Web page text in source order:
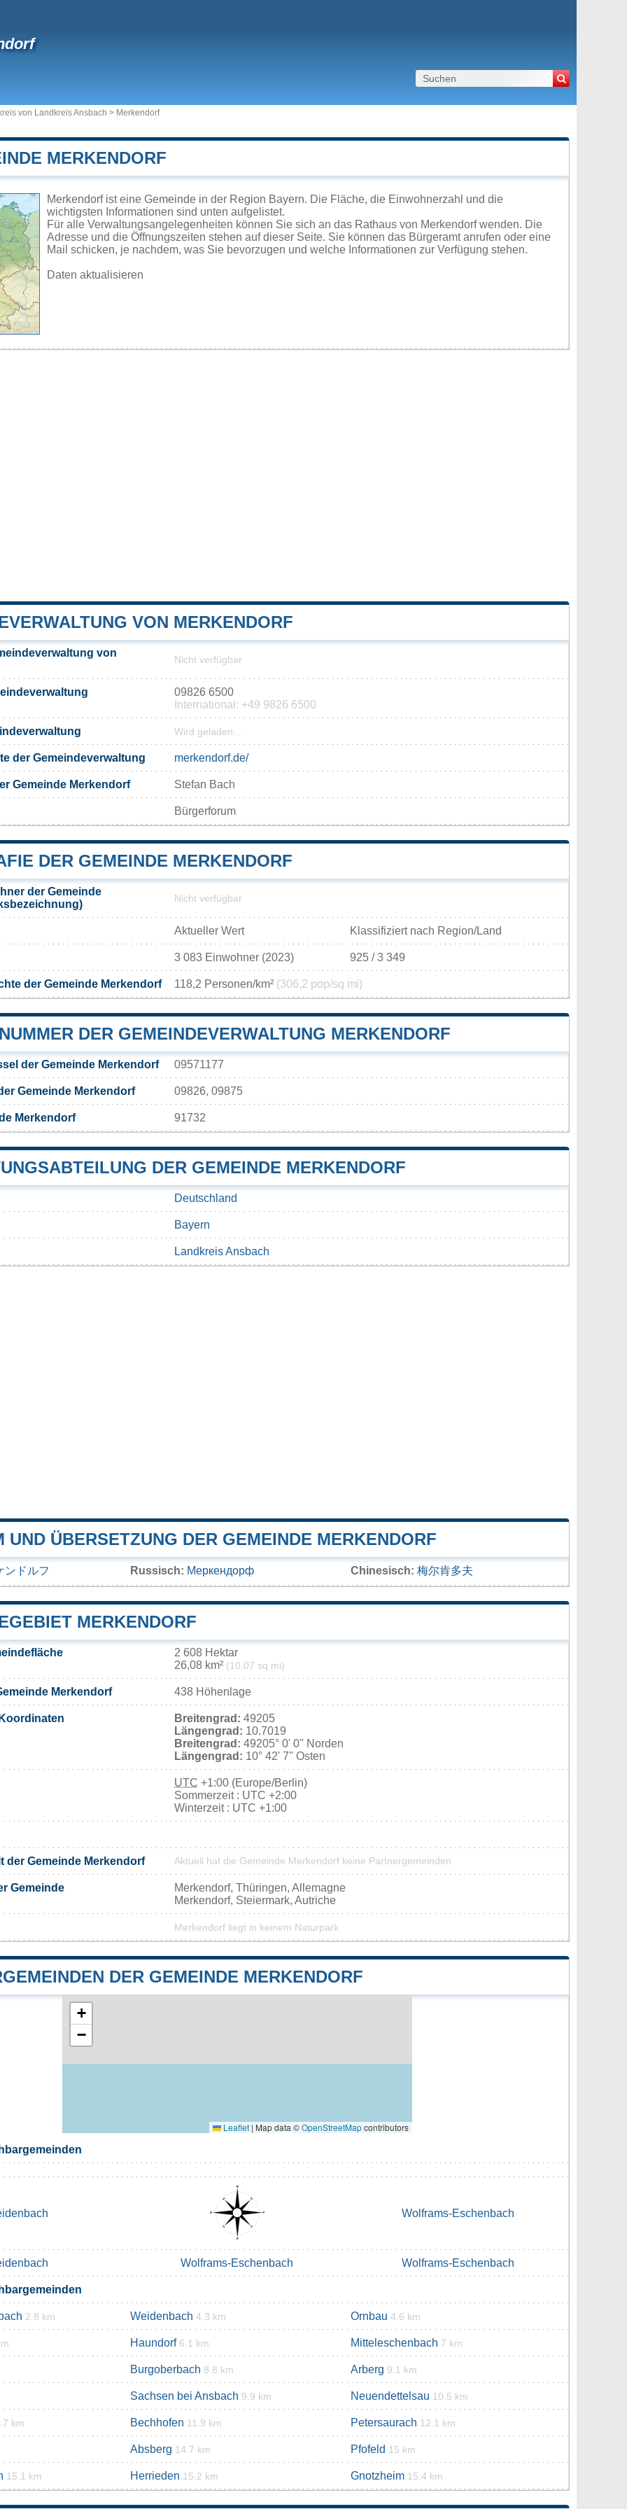
von Landkreis Ansbach > Merkendorf
MERKENDORF
Merkendorf ist eine Gemeinde in der Region Bayern. Die Fläche, die Einwohnerzahl und die
wichtigsten Informationen sind unten aufgelistet.
Für alle Verwaltungsangelegenheiten können Sie sich an das Rathaus von Merkendorf wenden. Die
Adresse und die Öffnungszeiten stehen auf dieser Seite. Sie können das Bürgeramt anrufen oder eine
Mail schicken, je nachdem, was Sie bevorzugen und welche Informationen zur Verfügung stehen.
Daten aktualisieren
VON MERKENDORF
von
Nicht verfügbar
09826 6500
International: +49 9826 6500
Wird geladen...
der Gemeindeverwaltung merkendorf.de/
Gemeinde Merkendorf Stefan Bach
Bürgerforum
DER GEMEINDE MERKENDORF
der Gemeinde
Nicht verfügbar
Aktueller Wert Klassifiziert nach Region/Land
3 083 Einwohner (2023) 925 / 3 349
der Gemeinde Merkendorf 118,2 Personen/km² (306,2 pop/sq mi)
DER GEMEINDEVERWALTUNG MERKENDORF
der Gemeinde Merkendorf 09571177
Gemeinde Merkendorf 09826, 09875
Merkendorf 91732
DER GEMEINDE MERKENDORF
Deutschland
Bayern
Landkreis Ansbach
UND ÜBERSETZUNG DER GEMEINDE MERKENDORF
ンドルフ Russisch: Меркендорф Chinesisch: 梅尔肯多夫
MERKENDORF
2 608 Hektar
26,08 km² (10,07 sq mi)
Merkendorf 438 Höhenlage
Breitengrad: 49205
Längengrad: 10.7019
Breitengrad: 49205° 0' 0'' Norden
Längengrad: 10° 42' 7'' Osten
UTC +1:00 (Europe/Berlin)
Sommerzeit : UTC +2:00
Winterzeit : UTC +1:00
der Gemeinde Merkendorf Aktuell hat die Gemeinde Merkendorf keine Partnergemeinden
Gemeinde
Merkendorf, Thüringen, Allemagne
Merkendorf, Steiermark, Autriche
Merkendorf liegt in keinem Naturpark
DER GEMEINDE MERKENDORF
+
−
Leaflet | Map data ©OpenStreetMapcontributors
Wolframs-Eschenbach
Wolframs-Eschenbach Wolframs-Eschenbach
2.8 km Weidenbach 4.3 km Ornbau 4.6 km
Haundorf 6.1 km Mitteleschenbach 7 km
Burgoberbach 8.8 km Arberg 9.1 km
Sachsen bei Ansbach 9.9 km Neuendettelsau 10.5 km
km Bechhofen 11.9 km Petersaurach 12.1 km
Absberg 14.7 km Pfofeld 15 km
15.1 km Herrieden 15.2 km Gnotzheim 15.4 km